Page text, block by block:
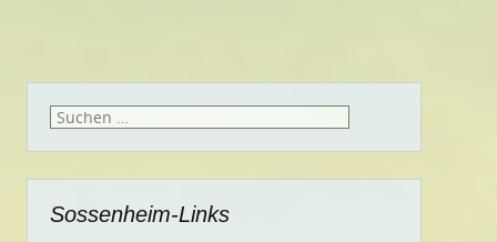
Suchen
Sossenheim-Links